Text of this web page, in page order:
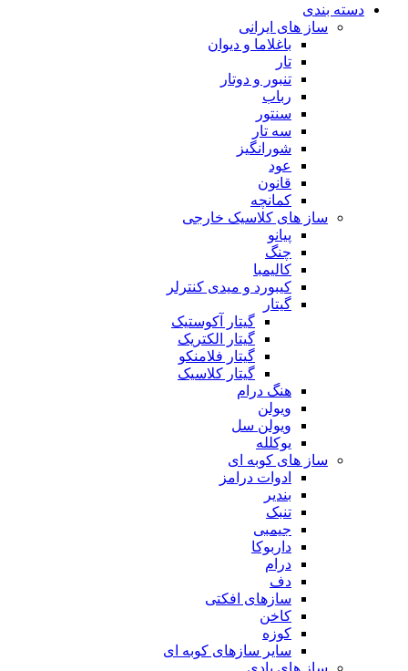
دسته بندی
ساز های ایرانی
باغلاما و دیوان
تار
تنبور و دوتار
رباب
سنتور
سه تار
شورانگیز
عود
قانون
کمانچه
ساز های کلاسیک خارجی
پیانو
چنگ
کالیمبا
کیبورد و میدی کنترلر
گیتار
گیتار آکوستیک
گیتار الکتریک
گیتار فلامنکو
گیتار کلاسیک
هنگ درام
ویولن
ویولن سل
یوکلله
ساز های کوبه ای
ادوات درامز
بندیر
تنبک
جیمبی
داربوکا
درام
دف
سازهای افکتی
کاخن
کوزه
سایر سازهای کوبه ای
ساز های بادی